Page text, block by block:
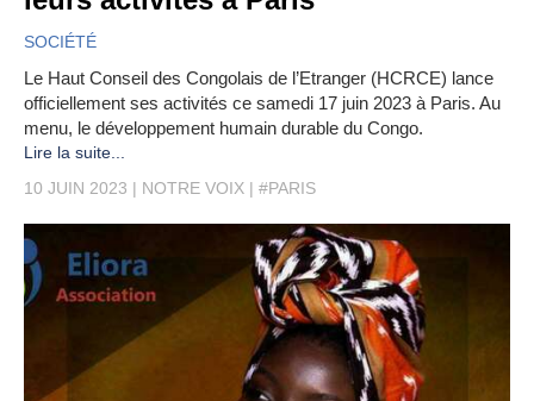
SOCIÉTÉ
Le Haut Conseil des Congolais de l’Etranger (HCRCE) lance
officiellement ses activités ce samedi 17 juin 2023 à Paris. Au
menu, le développement humain durable du Congo.
Lire la suite...
10 JUIN 2023
NOTRE VOIX #PARIS